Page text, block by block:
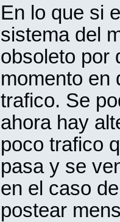
En lo que si
sistema del
obsoleto por
momento en
trafico. Se
ahora hay
poco trafico
pasa y se
en el caso
postear